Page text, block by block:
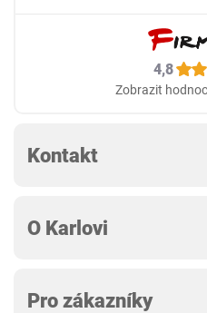
4,8
Zobrazit
Kontakt
O Karlovi
Pro zákazníky